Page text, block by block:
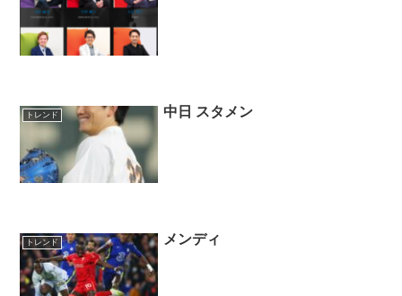
トレンド 中日 スタメン
トレンド メンディ